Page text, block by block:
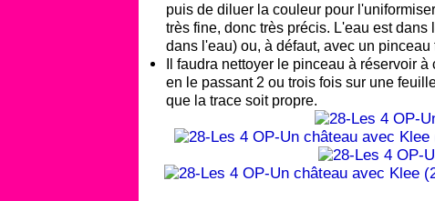
puis de diluer la couleur pour
très fine, donc très précis. L'eau est
dans l'eau) ou, à défaut, avec un
Il faudra nettoyer le pinceau à réservoir
en le passant 2 ou trois fois sur une
que la trace soit propre.